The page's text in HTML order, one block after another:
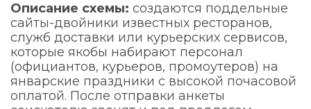
Описание схемы: создаются поддельные
сайты-двойники известных ресторанов,
служб доставки или курьерских сервисов,
которые якобы набирают персонал
(официантов, курьеров, промоутеров) на
январские праздники с высокой почасовой
оплатой. После отправки анкеты